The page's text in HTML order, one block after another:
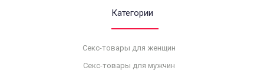
Категории
Секс-товары для женщин
Секс-товары для мужчин